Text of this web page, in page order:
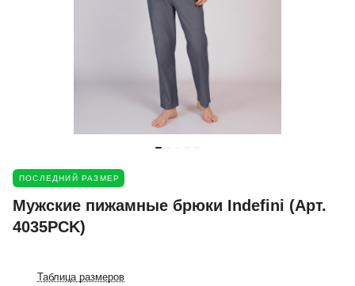
ПОСЛЕДНИЙ РАЗМЕР
Мужские пижамные брюки Indefini (Арт.
4035PCK)
Таблица размеров